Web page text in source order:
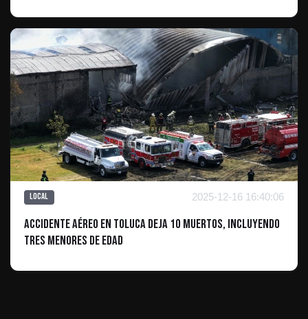
Local 2025-12-16 16:40:06
Accidente Aéreo en Toluca Deja 10 Muertos, Incluyendo
Tres Menores de Edad